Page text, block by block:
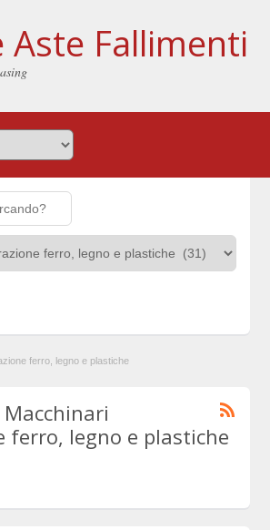
Aste Fallimenti
ferro, legno e plastiche
Macchinari
ferro, legno e plastiche